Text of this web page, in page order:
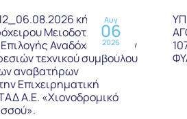
Αυγ
06
2026
κήρυξη
Μειοδοτικού
Αναδόχου για την
τεχνικού συμβούλου
αναβατήρων
Επιχειρηματική
Α.Ε. «Χιονοδρομικό